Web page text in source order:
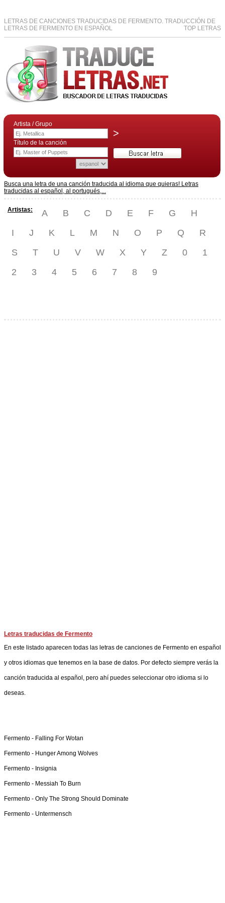
LETRAS DE CANCIONES TRADUCIDAS DE FERMENTO. TRADUCCIÓN DE
LETRAS DE FERMENTO EN ESPAÑOL
TOP LETRAS
Artista / Grupo
>
Título de la canción
Busca una letra de una canción traducida al idioma que quieras! Letras
traducidas al español, al portugués,...
Artistas: A B C D E F G
H
I
J K L M N O P Q
R
S
T U V W X Y Z 0
1
2
3 4 5 6 7 8 9
Letras traducidas de Fermento
En este listado aparecen todas las letras de canciones de Fermento en español
y otros idiomas que tenemos en la base de datos. Por defecto siempre verás la
canción traducida al español, pero ahí puedes seleccionar otro idioma si lo
deseas.
Fermento - Falling For Wotan
Fermento - Hunger Among Wolves
Fermento - Insignia
Fermento - Messiah To Burn
Fermento - Only The Strong Should Dominate
Fermento - Untermensch